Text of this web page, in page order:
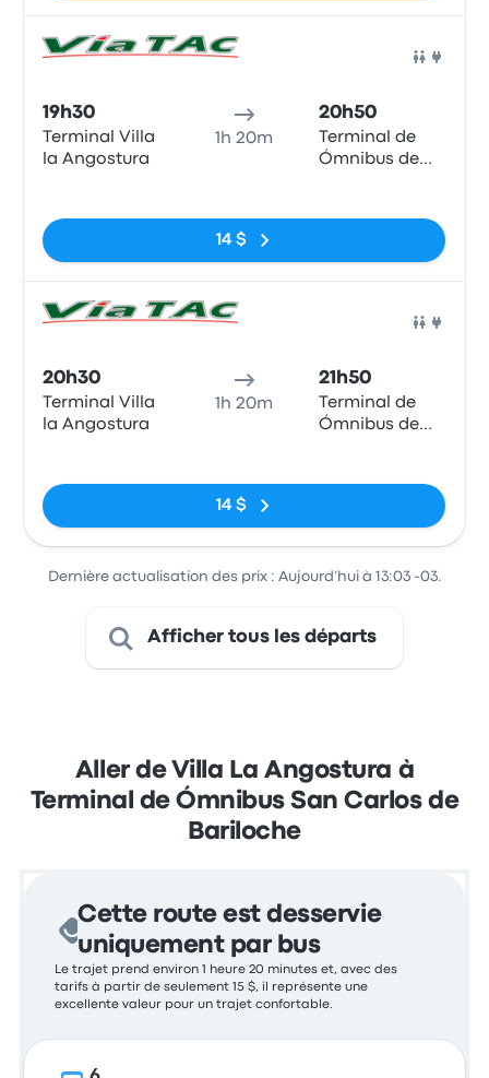
19h30
Terminal Villa
la Angostura
1h 20m
20h50
Terminal de
Ómnibus de
14 $
20h30
Terminal Villa
la Angostura
1h 20m
21h50
Terminal de
Ómnibus de
14 $
Dernière actualisation des prix : Aujourd’hui à 13:03 -03.
Afficher tous les départs
Aller de Villa La Angostura à
Terminal de Ómnibus San Carlos de
Bariloche
Cette route est desservie
uniquement par bus
Le trajet prend environ 1 heure 20 minutes et, avec des
tarifs à partir de seulement 15 $, il représente une
excellente valeur pour un trajet confortable.